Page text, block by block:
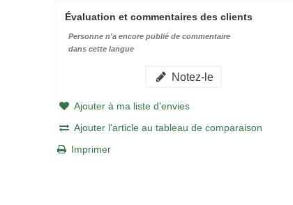
Évaluation et commentaires des clients
Personne n'a encore publié de commentaire
dans cette langue
Notez-le
Ajouter à ma liste d'envies
Ajouter l'article au tableau de comparaison
Imprimer